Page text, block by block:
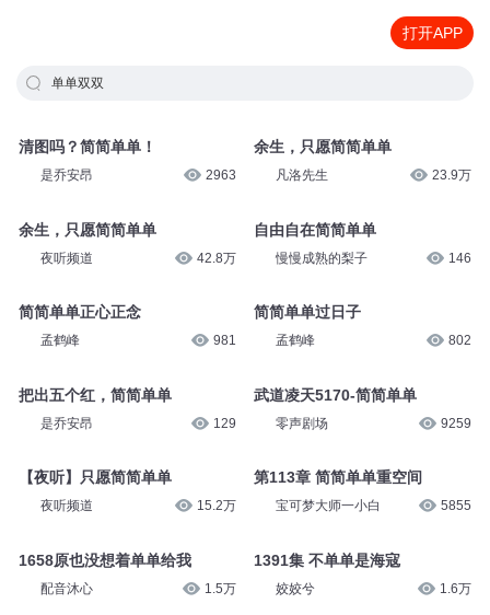
打开APP
单单双双
清图吗？简简单单！
是乔安昂 2963
余生，只愿简简单单
夜听频道 42.8万
简简单单正心正念
孟鹤峰 981
把出五个红，简简单单
是乔安昂 129
【夜听】只愿简简单单
夜听频道 15.2万
1658原也没想着单单给我
配音沐心 1.5万
余生，只愿简简单单
凡洛先生 23.9万
自由自在简简单单
慢慢成熟的梨子 146
简简单单过日子
孟鹤峰 802
武道凌天5170-简简单单
零声剧场 9259
第113章 简简单单重空间
宝可梦大师一小白 5855
1391集 不单单是海寇
姣姣兮 1.6万